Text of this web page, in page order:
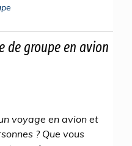
de groupe en avion
voyage en avion et
? Que vous